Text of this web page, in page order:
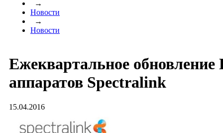
→
Новости
→
Новости
Ежеквартальное
аппаратов Spectralink
15.04.2016